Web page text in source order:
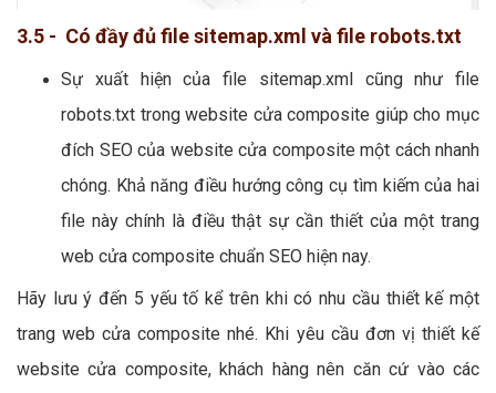
3.5 - Có đầy đủ file sitemap.xml và file robots.txt
Sự xuất hiện của file sitemap.xml cũng như file
robots.txt trong website cửa composite giúp cho mục
đích SEO của website cửa composite một cách nhanh
chóng. Khả năng điều hướng công cụ tìm kiếm của hai
file này chính là điều thật sự cần thiết của một trang
web cửa composite chuẩn SEO hiện nay.
Hãy lưu ý đến 5 yếu tố kể trên khi có nhu cầu thiết kế một
trang web cửa composite nhé. Khi yêu cầu đơn vị thiết kế
website cửa composite, khách hàng nên căn cứ vào các